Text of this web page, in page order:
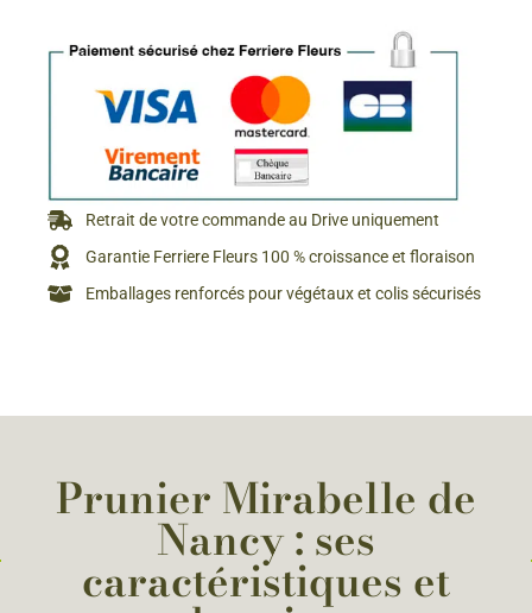
Retrait de votre commande au Drive uniquement
Garantie Ferriere Fleurs 100 % croissance et floraison
Emballages renforcés pour végétaux et colis sécurisés
Prunier Mirabelle de
Nancy : ses
caractéristiques et